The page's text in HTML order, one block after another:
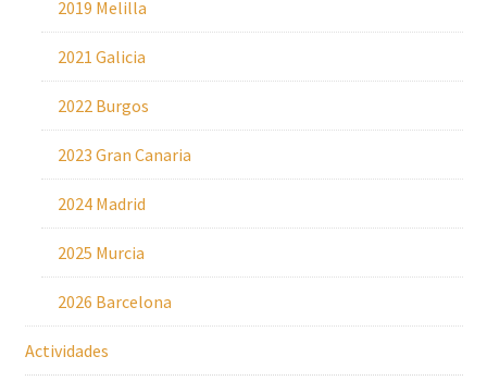
2019 Melilla
2021 Galicia
2022 Burgos
2023 Gran Canaria
2024 Madrid
2025 Murcia
2026 Barcelona
Actividades